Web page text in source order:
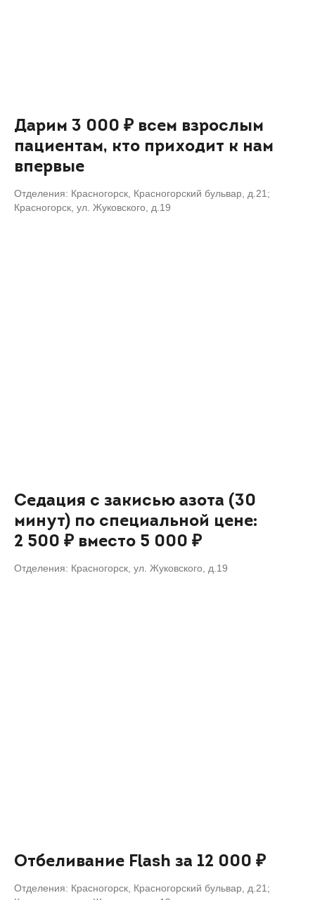
Дарим 3 000 ₽ всем взрослым
пациентам, кто приходит к нам
впервые
Отделения: Красногорск, Красногорский бульвар, д.21;
Красногорск, ул. Жуковского, д.19
Седация с закисью азота (30
минут) по специальной цене:
2 500 ₽ вместо 5 000 ₽
Отделения: Красногорск, ул. Жуковского, д.19
Отбеливание Flash за 12 000 ₽
Отделения: Красногорск, Красногорский бульвар, д.21;